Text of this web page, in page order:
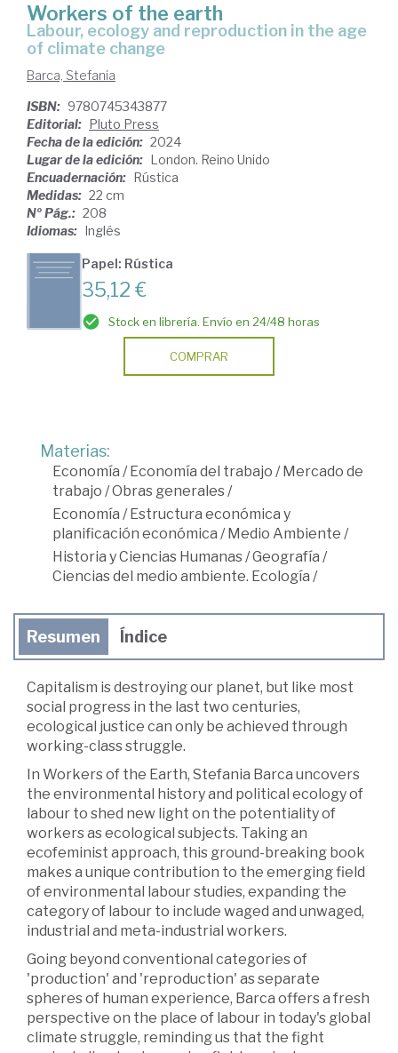
Workers of the earth
labour, ecology and reproduction in the age
of climate change
Barca, Stefania
ISBN: 9780745343877
Editorial: Pluto Press
Fecha de la edición: 2024
Lugar de la edición: London. Reino Unido
Encuadernación: Rústica
Medidas: 22 cm
Nº Pág.: 208
Idiomas: Inglés
Papel: Rústica
35,12 €
Stock en librería. Envío en 24/48 horas
COMPRAR
Materias:
Economía /Economía del trabajo /Mercado de
trabajo /Obras generales /
Economía /Estructura económica y
planificación económica /Medio Ambiente /
Historia y Ciencias Humanas /Geografía /
Ciencias del medio ambiente. Ecología /
Resumen Índice
Capitalism is destroying our planet, but like most
social progress in the last two centuries,
ecological justice can only be achieved through
working-class struggle.
In Workers of the Earth, Stefania Barca uncovers
the environmental history and political ecology of
labour to shed new light on the potentiality of
workers as ecological subjects. Taking an
ecofeminist approach, this ground-breaking book
makes a unique contribution to the emerging field
of environmental labour studies, expanding the
category of labour to include waged and unwaged,
industrial and meta-industrial workers.
Going beyond conventional categories of
'production' and 'reproduction' as separate
spheres of human experience, Barca offers a fresh
perspective on the place of labour in today's global
climate struggle, reminding us that the fight